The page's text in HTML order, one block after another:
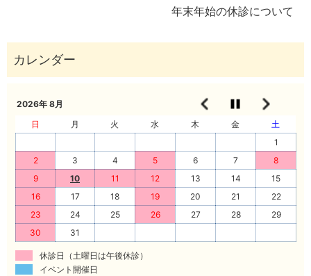
年末年始の休診について
2026年 8月
日
月 火 水 木 金
土
1
2
3 4 5 6 7
8
9
10 11 12 13 14
15
16
17 18 19 20 21
22
23
24 25 26 27 28
29
30
31
休診日（土曜日は午後休診）
イベント開催日